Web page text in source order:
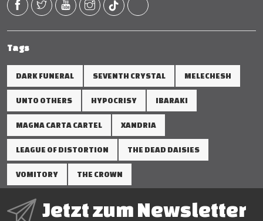
Tags
DARK FUNERAL SEVENTH CRYSTAL MELECHESH
UNTO OTHERS HYPOCRISY IBARAKI
MAGNA CARTA CARTEL XANDRIA
LEAGUE OF DISTORTION THE DEAD DAISIES
VOMITORY THE CROWN
Jetzt zum Newsletter